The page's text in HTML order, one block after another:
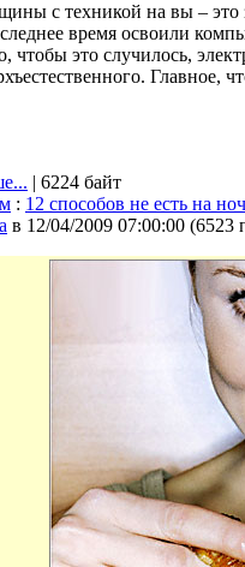
с техникой на вы –
время освоили
чтобы это случилось,
Главное,
| 6224 байт
: 12 способов не есть на
в 12/04/2009 07:00:00 (6523